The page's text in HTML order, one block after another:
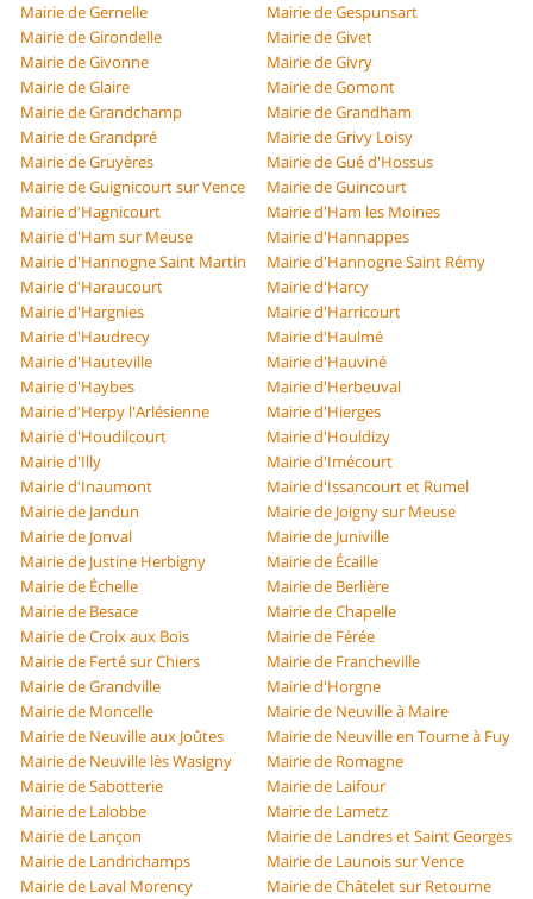
Mairie de Gernelle
Mairie de Gespunsart
Mairie de Girondelle
Mairie de Givet
Mairie de Givonne
Mairie de Givry
Mairie de Glaire
Mairie de Gomont
Mairie de Grandchamp
Mairie de Grandham
Mairie de Grandpré
Mairie de Grivy Loisy
Mairie de Gruyères
Mairie de Gué d'Hossus
Mairie de Guignicourt sur Vence
Mairie de Guincourt
Mairie d'Hagnicourt
Mairie d'Ham les Moines
Mairie d'Ham sur Meuse
Mairie d'Hannappes
Mairie d'Hannogne Saint Martin
Mairie d'Hannogne Saint Rémy
Mairie d'Haraucourt
Mairie d'Harcy
Mairie d'Hargnies
Mairie d'Harricourt
Mairie d'Haudrecy
Mairie d'Haulmé
Mairie d'Hauteville
Mairie d'Hauviné
Mairie d'Haybes
Mairie d'Herbeuval
Mairie d'Herpy l'Arlésienne
Mairie d'Hierges
Mairie d'Houdilcourt
Mairie d'Houldizy
Mairie d'Illy
Mairie d'Imécourt
Mairie d'Inaumont
Mairie d'Issancourt et Rumel
Mairie de Jandun
Mairie de Joigny sur Meuse
Mairie de Jonval
Mairie de Juniville
Mairie de Justine Herbigny
Mairie de Écaille
Mairie de Échelle
Mairie de Berlière
Mairie de Besace
Mairie de Chapelle
Mairie de Croix aux Bois
Mairie de Férée
Mairie de Ferté sur Chiers
Mairie de Francheville
Mairie de Grandville
Mairie d'Horgne
Mairie de Moncelle
Mairie de Neuville à Maire
Mairie de Neuville aux Joûtes
Mairie de Neuville en Tourne à Fuy
Mairie de Neuville lès Wasigny
Mairie de Romagne
Mairie de Sabotterie
Mairie de Laifour
Mairie de Lalobbe
Mairie de Lametz
Mairie de Lançon
Mairie de Landres et Saint Georges
Mairie de Landrichamps
Mairie de Launois sur Vence
Mairie de Laval Morency
Mairie de Châtelet sur Retourne